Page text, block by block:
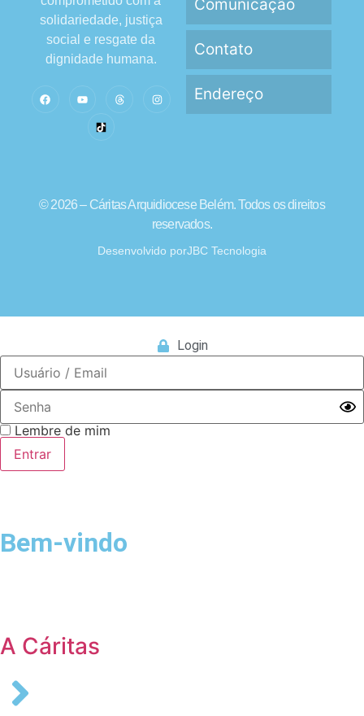
solidariedade, justiça
social e resgate da
dignidade humana.
Comunicação
Contato
Endereço
© 2026 – Cáritas Arquidiocese Belém. Todos os direitos
reservados.
Desenvolvido porJBC Tecnologia
Login
Lembre de mim
Bem-vindo
A Cáritas